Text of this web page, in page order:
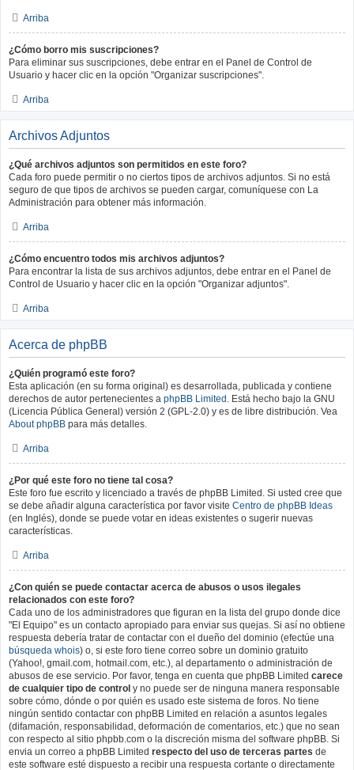
Arriba
¿Cómo borro mis suscripciones?
Para eliminar sus suscripciones, debe entrar en el Panel de Control de
Usuario y hacer clic en la opción "Organizar suscripciones".
Arriba
Archivos Adjuntos
¿Qué archivos adjuntos son permitidos en este foro?
Cada foro puede permitir o no ciertos tipos de archivos adjuntos. Si no está
seguro de que tipos de archivos se pueden cargar, comuníquese con La
Administración para obtener más información.
Arriba
¿Cómo encuentro todos mis archivos adjuntos?
Para encontrar la lista de sus archivos adjuntos, debe entrar en el Panel de
Control de Usuario y hacer clic en la opción "Organizar adjuntos".
Arriba
Acerca de phpBB
¿Quién programó este foro?
Esta aplicación (en su forma original) es desarrollada, publicada y contiene
derechos de autor pertenecientes a phpBB Limited . Está hecho bajo la GNU
(Licencia Pública General) versión 2 (GPL-2.0) y es de libre distribución. Vea
About phpBB para más detalles.
Arriba
¿Por qué este foro no tiene tal cosa?
Este foro fue escrito y licenciado a través de phpBB Limited. Si usted cree que
se debe añadir alguna característica por favor visite Centro de phpBB Ideas
(en Inglés), donde se puede votar en ideas existentes o sugerir nuevas
características.
Arriba
¿Con quién se puede contactar acerca de abusos o usos ilegales
relacionados con este foro?
Cada uno de los administradores que figuran en la lista del grupo donde dice
"El Equipo" es un contacto apropiado para enviar sus quejas. Si así no obtiene
respuesta debería tratar de contactar con el dueño del dominio (efectúe una
búsqueda whois) o, si este foro tiene correo sobre un dominio gratuito
(Yahoo!, gmail.com, hotmail.com, etc.), al departamento o administración de
abusos de ese servicio. Por favor, tenga en cuenta que phpBB Limited carece
de cualquier tipo de control y no puede ser de ninguna manera responsable
sobre cómo, dónde o por quién es usado este sistema de foros. No tiene
ningún sentido contactar con phpBB Limited en relación a asuntos legales
(difamación, responsabilidad, deformación de comentarios, etc.) que no sean
con respecto al sitio phpbb.com o la discreción misma del software phpBB. Si
envia un correo a phpBB Limited respecto del uso de terceras partes de
este software esté dispuesto a recibir una respuesta cortante o directamente